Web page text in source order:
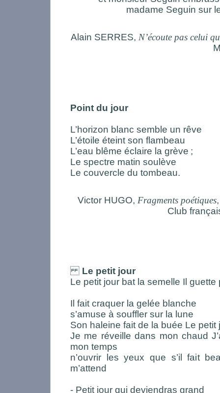
madame Seguin sur
Alain SERRES, N’écoute pas celui
Point du jour
L’horizon blanc semble un rêve
L’étoile éteint son flambeau
L’eau blême éclaire la grève ;
Le spectre matin soulève
Le couvercle du tombeau.
Victor HUGO, Fragments poétiques
Club
Le petit jour
Le petit jour bat la semelle Il guette
Il fait craquer la gelée blanche
s’amuse à souffler sur la lune
Son haleine fait de la buée Le petit
Je me réveille dans mon chaud
mon temps
n’ouvrir les yeux que s’il fait
m’attend
- Petit jour qui deviendras grand